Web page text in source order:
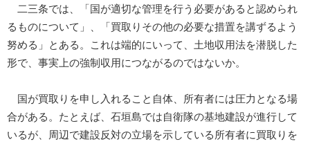
二三条では、「国が適切な管理を行う必要があると認められ
るものについて」、「買取りその他の必要な措置を講ずるよう
努める」とある。これは端的にいって、土地収用法を潜脱した
形で、事実上の強制収用につながるのではないか。
国が買取りを申し入れること自体、所有者には圧力となる場
合がある。たとえば、石垣島では自衛隊の基地建設が進行して
いるが、周辺で建設反対の立場を示している所有者に買取りを